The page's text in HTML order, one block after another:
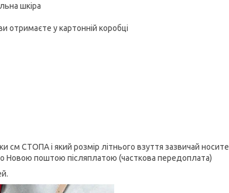
шкіра
отримаєте у картонній коробці
см СТОПА і який розмір літнього взуття зазвичай носите
Новою поштою післяплатою (часткова передоплата)